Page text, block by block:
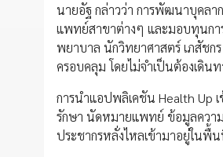
นายอัฐ กล่าวว่า การพัฒนาบุคลา
แพทย์สาขาต่างๆ และมอบทุนกา
พยาบาล นักวิทยาศาสตร์ เภสัชก
ครอบคลุม โดยไม่จำเป็นต้องเดิน
การนำแอปพลิเคชัน Health Up
รักษา นัดหมายแพทย์ ข้อมูลความ
ประชากรหลั่งไหลเข้ามาอยู่ใน